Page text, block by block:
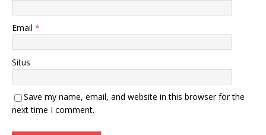
Email *
Situs
Save my name, email, and website in this browser for the
next time I comment.